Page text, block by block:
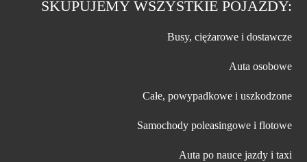
SKUPUJEMY WSZYSTKIE POJAZDY:
Busy, ciężarowe i dostawcze
Auta osobowe
Całe, powypadkowe i uszkodzone
Samochody poleasingowe i flotowe
Auta po nauce jazdy i taxi